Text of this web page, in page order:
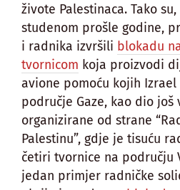
živote Palestinaca. Tako
studenom prošle godine,
i radnika izvršili blokadu
tvornicom koja proizvodi
avione pomoću kojih
područje Gaze, kao dio
organizirane od strane
Palestinu”, gdje je tisuću
četiri tvornice na području
jedan primjer radničke